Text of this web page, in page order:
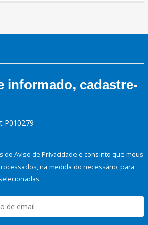
informado, cadastre-
P010279
do Aviso de Privacidade e consinto que meus
na medida do necessário, para